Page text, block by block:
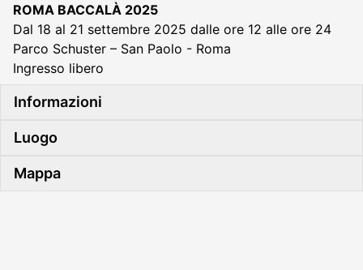
ROMA BACCALÀ 2025
Dal 18 al 21 settembre 2025 dalle ore 12 alle ore 24
Parco Schuster – San Paolo - Roma
Ingresso libero
Informazioni
Luogo
Mappa